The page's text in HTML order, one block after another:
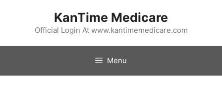
KanTime Medicare
Official Login At www.kantimemedicare.com
Menu